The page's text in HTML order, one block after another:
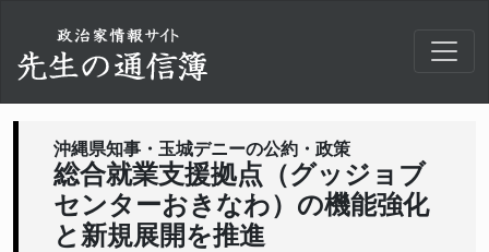
沖縄県知事・玉城デニーの公約・政策
総合就業支援拠点（グッジョブ
センターおきなわ）の機能強化
と新規展開を推進